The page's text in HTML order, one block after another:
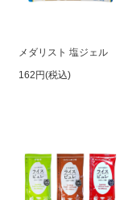
メダリスト 塩ジェル
162円(税込)